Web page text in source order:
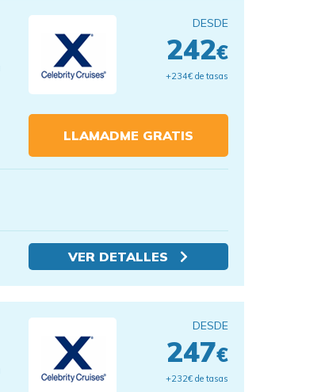
DESDE
242€
+234€ de tasas
LLAMADME GRATIS
VER DETALLES
DESDE
247€
+232€ de tasas